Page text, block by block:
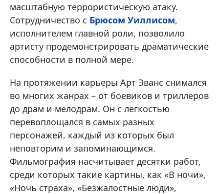
масштабную террористическую атаку.
Сотрудничество с Брюсом Уиллисом,
исполнителем главной роли, позволило
артисту продемонстрировать драматические
способности в полной мере.
На протяжении карьеры Арт Эванс снимался
во многих жанрах – от боевиков и триллеров
до драм и мелодрам. Он с легкостью
перевоплощался в самых разных
персонажей, каждый из которых был
неповторим и запоминающимся.
Фильмография насчитывает десятки работ,
среди которых такие картины, как «В ночи»,
«Ночь страха», «Безжалостные люди»,